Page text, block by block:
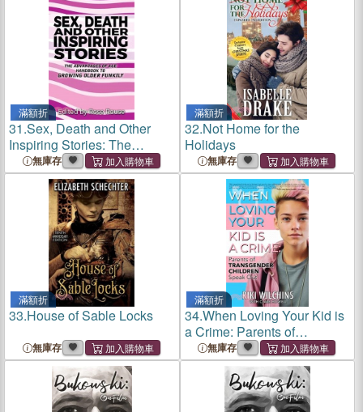
滿額折
31.Sex, Death and Other
Inspiring Stories: The
Advantages of Age
Handbook to Growing Older
Funkily
無庫存
滿額折
32.Not Home for the
Holidays
無庫存
滿額折
33.House of Sable Locks
無庫存
滿額折
34.When Loving Your Kid is
a Crime: Parents of
Transgender Children
Speak Out
無庫存